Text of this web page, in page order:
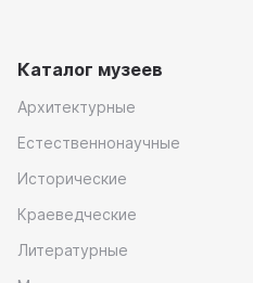
Каталог музеев
Архитектурные
Естественнонаучные
Исторические
Краеведческие
Литературные